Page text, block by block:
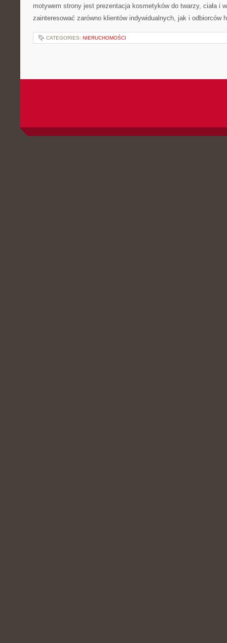
motywem strony jest prezentacja kosmetyków do twarzy, ciała i
zainteresować zarówno klientów indywidualnych, jak i
CATEGORIES: NIERUCHOMOŚCI